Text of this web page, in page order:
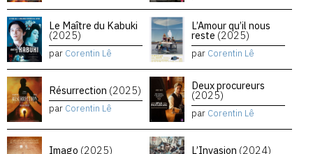
Le Maître du Kabuki
(2025)
par Corentin Lê
L’Amour qu’il nous
reste (2025)
par Corentin Lê
Résurrection (2025)
par Corentin Lê
Deux procureurs
(2025)
par Corentin Lê
Imago (2025) L’Invasion (2024)